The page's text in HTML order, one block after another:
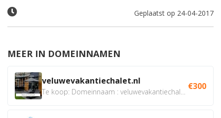
Geplaatst op 24-04-2017
MEER IN DOMEINNAMEN
veluwevakantiechalet.nl €300